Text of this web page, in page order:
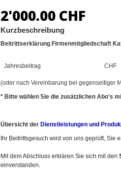
2'000.00 CHF
Kurzbeschreibung
Beitrittserklärung Firmenmitgliedschaft
Jahresbeitrag
CHF
(oder nach Vereinbarung bei gegenseitiger
* Bitte wählen Sie die zusätzlichen Abo's
Übersicht der Dienstleistungen und
Ihr Beitrittsgesuch wird von uns geprüft, Sie
Mit dem Abschluss erklären Sie sich mit den
einverstanden.